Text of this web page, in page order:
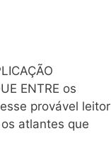
ENTRE os
provável leitor
atlantes que